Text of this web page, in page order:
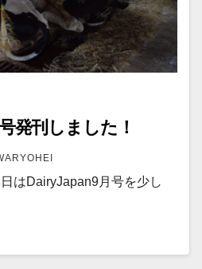
発刊しました！
はDairyJapan9月号を少し